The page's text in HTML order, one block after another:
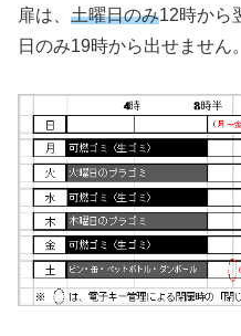
扉は、 土曜日のみ12時から
日のみ19時から出せません。